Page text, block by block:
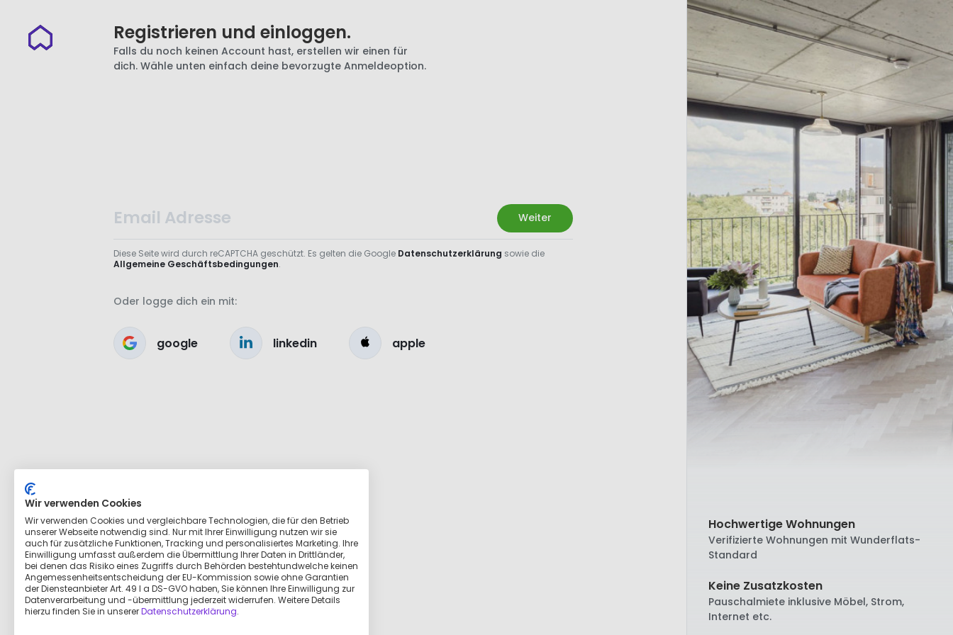
Registrieren und einloggen.
Falls du noch keinen Account hast, erstellen wir einen für
dich. Wähle unten einfach deine bevorzugte Anmeldeoption.
Weiter
Diese Seite wird durch reCAPTCHA geschützt. Es gelten die Google Datenschutzerklärung sowie die
Allgemeine Geschäftsbedingungen.
Oder logge dich ein mit:
google linkedin apple
Hochwertige Wohnungen
Verifizierte Wohnungen mit Wunderflats-
Standard
Keine Zusatzkosten
Pauschalmiete inklusive Möbel, Strom,
Internet etc.
Wir verwenden Cookies
Wir verwenden Cookies und vergleichbare Technologien, die für den Betrieb
unserer Webseite notwendig sind. Nur mit Ihrer Einwilligung nutzen wir sie
auch für zusätzliche Funktionen, Tracking und personalisiertes Marketing. Ihre
Einwilligung umfasst außerdem die Übermittlung Ihrer Daten in Drittländer,
bei denen das Risiko eines Zugriffs durch Behörden bestehtundwelche keinen
Angemessenheitsentscheidung der EU-Kommission sowie ohne Garantien
der Diensteanbieter Art. 49 I a DS-GVO haben, Sie können Ihre Einwilligung zur
Datenverarbeitung und -übermittlung jederzeit widerrufen. Weitere Details
hierzu finden Sie in unsererDatenschutzerklärung.